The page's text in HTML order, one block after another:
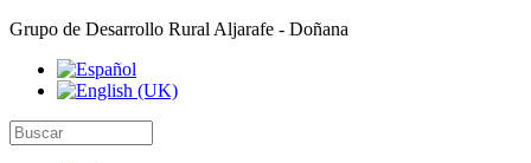
Grupo de Desarrollo Rural Aljarafe - Doñana